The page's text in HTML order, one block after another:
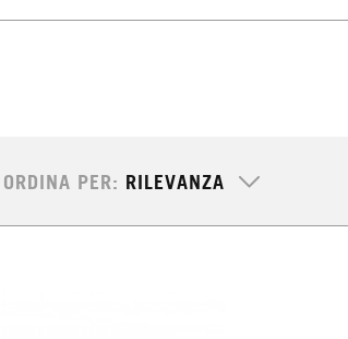
ORDINA PER